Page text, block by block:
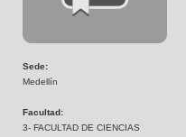
Sede:
Medellín
Facultad:
3- FACULTAD DE CIENCIAS